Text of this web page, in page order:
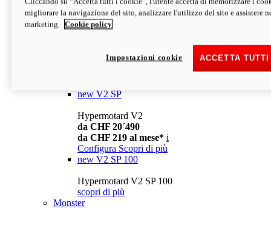
da CHF 13´990
Configura Scopri di più
newV2
da CHF 15´990
new V2 SP
Hypermotard V2
da CHF 20´490
da CHF 219 al mese* i
Configura Scopri di più
new V2 SP 100
Hypermotard V2 SP 100
scopri di più
Monster
migliorare la navigazione del sito, analizzare l'utilizzo del sito e assistere
marketing.
Cookie policy
ACCETTA
Impostazioni cookie